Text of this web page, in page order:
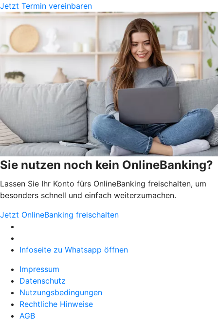
Jetzt Termin vereinbaren
Sie nutzen noch kein OnlineBanking?
Lassen Sie Ihr Konto fürs OnlineBanking freischalten, um
besonders schnell und einfach weiterzumachen.
Jetzt OnlineBanking freischalten
Infoseite zu Whatsapp öffnen
Impressum
Datenschutz
Nutzungsbedingungen
Rechtliche Hinweise
AGB